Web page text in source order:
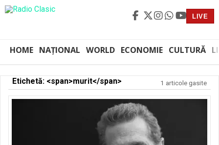
LIVE
HOME NAȚIONAL WORLD ECONOMIE CULTURĂ
Etichetă: <span>murit</span> 1 articole gasite